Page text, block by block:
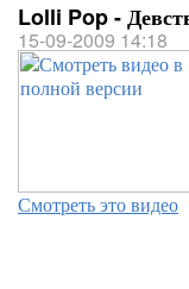
Lolli Pop -
15-09-2009 14:18
Смотреть это видео